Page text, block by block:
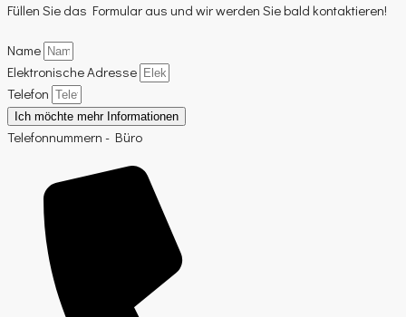
Füllen Sie das Formular aus und wir werden Sie bald kontaktieren!
Name
Elektronische Adresse
Telefon
Ich möchte mehr Informationen
Telefonnummern - Büro